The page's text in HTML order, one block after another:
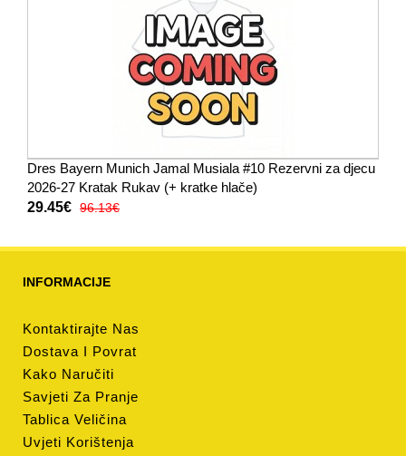
Dres Bayern Munich Jamal Musiala #10 Rezervni za djecu
2026-27 Kratak Rukav (+ kratke hlače)
29.45€ 96.13€
INFORMACIJE
Kontaktirajte Nas
Dostava I Povrat
Kako Naručiti
Savjeti Za Pranje
Tablica Veličina
Uvjeti Korištenja